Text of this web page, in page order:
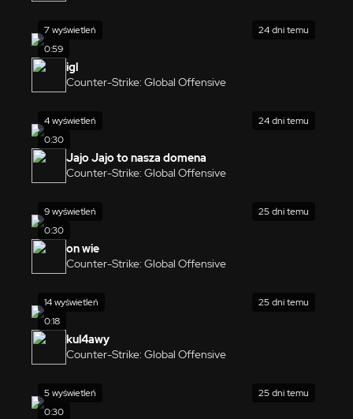
0:59
7 wyświetleń 24 dni temu
igl
Counter-Strike: Global Offensive
0:30
4 wyświetleń 24 dni temu
Jajo Jajo to nasza domena
Counter-Strike: Global Offensive
0:30
9 wyświetleń 25 dni temu
on wie
Counter-Strike: Global Offensive
0:18
14 wyświetleń 25 dni temu
kul4awy
Counter-Strike: Global Offensive
0:30
5 wyświetleń 25 dni temu